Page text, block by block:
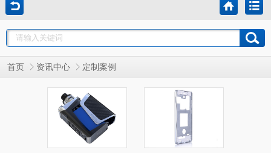
首页 资讯中心 定制案例